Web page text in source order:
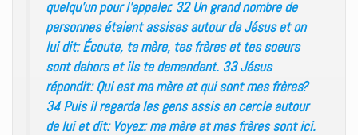
quelqu’un pour l’appeler. 32 Un grand nombre de
personnes étaient assises autour de Jésus et on
lui dit: Écoute, ta mère, tes frères et tes soeurs
sont dehors et ils te demandent. 33 Jésus
répondit: Qui est ma mère et qui sont mes frères?
34 Puis il regarda les gens assis en cercle autour
de lui et dit: Voyez: ma mère et mes frères sont ici.